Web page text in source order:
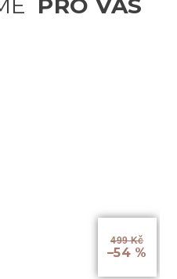
499 Kč
–54 %